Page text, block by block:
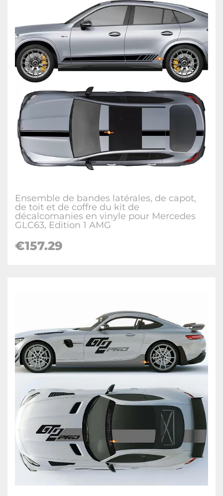
Ensemble de bandes latérales, de capot,
de toit et de coffre du kit de
décalcomanies en vinyle pour Mercedes
GLC63, Edition 1 AMG
€157.29